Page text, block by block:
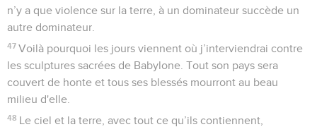
n’y a que violence sur la terre, à un dominateur succède un
autre dominateur.
47 Voilà pourquoi les jours viennent où j’interviendrai contre
les sculptures sacrées de Babylone. Tout son pays sera
couvert de honte et tous ses blessés mourront au beau
milieu d'elle.
48 Le ciel et la terre, avec tout ce qu’ils contiennent,